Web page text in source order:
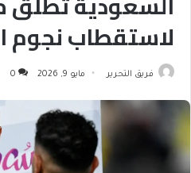
لاستقطاب نجوم
فريق التحرير مايو 9, 2026 0